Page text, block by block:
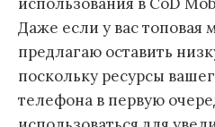
Даже если у вас топовая
предлагаю оставить
поскольку ресурсы
телефона в первую